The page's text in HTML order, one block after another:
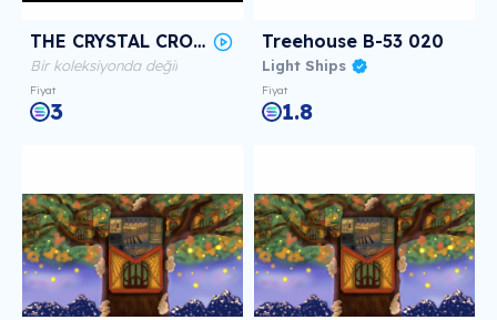
THE CRYSTAL CROWN
Bir koleksiyonda değil
Fiyat
3
Treehouse B-53 020
Light Ships
Fiyat
1.8